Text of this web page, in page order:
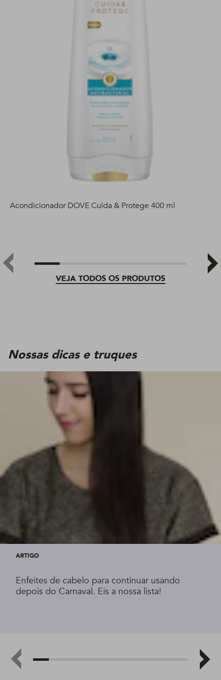
VEJA TODOS OS PRODUTOS
Acondicionador DOVE Cuida & Protege 400 ml
Nossas dicas e truques
ARTIGO
Enfeites de cabelo para continuar usando
depois do Carnaval. Eis a nossa lista!